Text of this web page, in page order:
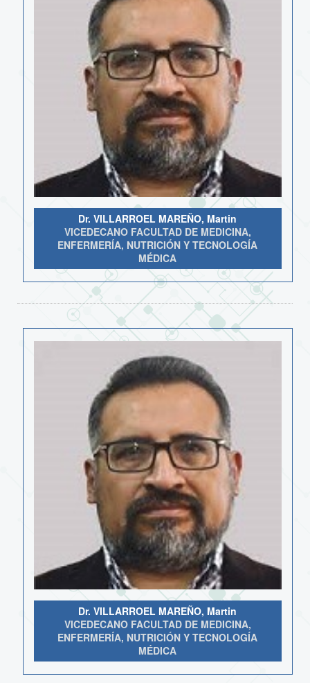
Dr. VILLARROEL MAREÑO, Martin
VICEDECANO FACULTAD DE MEDICINA,
ENFERMERÍA, NUTRICIÓN Y TECNOLOGÍA
MÉDICA
Dr. VILLARROEL MAREÑO, Martin
VICEDECANO FACULTAD DE MEDICINA,
ENFERMERÍA, NUTRICIÓN Y TECNOLOGÍA
MÉDICA